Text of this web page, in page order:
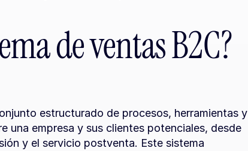
de ventas B2C?
estructurado de procesos, herramientas y
una empresa y sus clientes potenciales, desde
y el servicio postventa. Este sistema